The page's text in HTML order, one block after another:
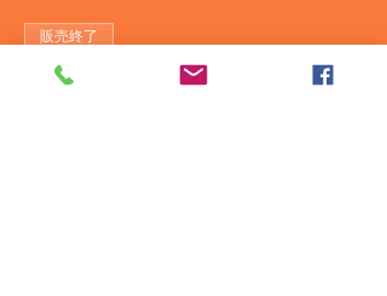
販売終了
チケットの種類